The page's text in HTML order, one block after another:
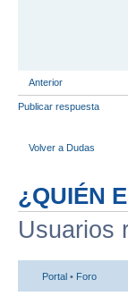
Anterior
Publicar respuesta
Volver a Dudas
¿QUIÉN
Usuarios
Portal • Foro